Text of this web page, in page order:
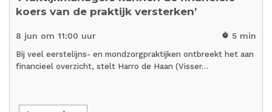
koers van de praktijk versterken’
8 jun om 11:00 uur timer 5 min
Bij veel eerstelijns- en mondzorgpraktijken ontbreekt het aan
financieel overzicht, stelt Harro de Haan (Visser…